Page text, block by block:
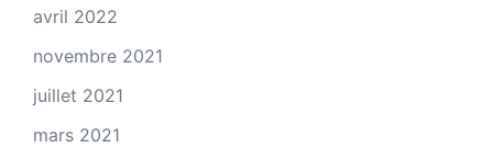
avril 2022
novembre 2021
juillet 2021
mars 2021